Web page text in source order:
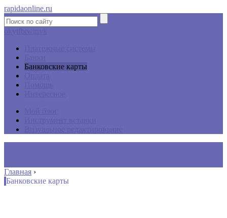
rapidaonline.ru
Банковские карты
Главная ›
Банковские карты